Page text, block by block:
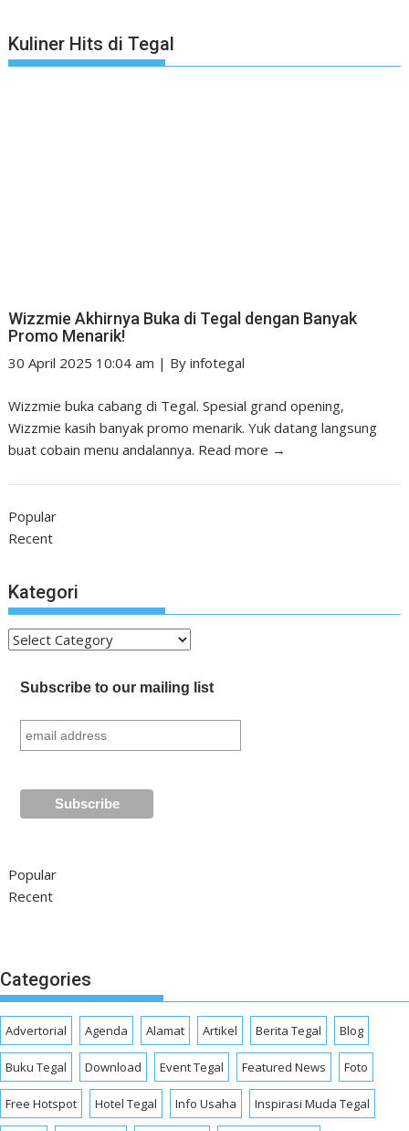
Kuliner Hits di Tegal
Wizzmie Akhirnya Buka di Tegal dengan Banyak
Promo Menarik!
30 April 2025 10:04 am | Byinfotegal
Wizzmie buka cabang di Tegal. Spesial grand opening,
Wizzmie kasih banyak promo menarik. Yuk datang langsung
buat cobain menu andalannya. Read more →
Popular
Recent
Kategori
Kategori
Subscribe to our mailing list
Popular
Recent
Categories
Advertorial Agenda Alamat Artikel Berita Tegal Blog
Buku Tegal Download Event Tegal Featured News Foto
Free Hotspot Hotel Tegal Info Usaha Inspirasi Muda Tegal